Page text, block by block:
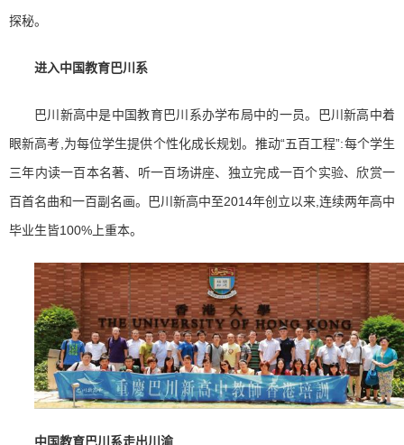
探秘。
进入中国教育巴川系
巴川新高中是中国教育巴川系办学布局中的一员。巴川新高中着
眼新高考,为每位学生提供个性化成长规划。推动“五百工程”:每个学生
三年内读一百本名著、听一百场讲座、独立完成一百个实验、欣赏一
百首名曲和一百副名画。巴川新高中至2014年创立以来,连续两年高中
毕业生皆100%上重本。
中国教育巴川系走出川渝